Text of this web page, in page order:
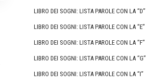
LIBRO DEI SOGNI: LISTA PAROLE CON LA “D”
LIBRO DEI SOGNI: LISTA PAROLE CON LA “E”
LIBRO DEI SOGNI: LISTA PAROLE CON LA “F”
LIBRO DEI SOGNI: LISTA PAROLE CON LA “G”
LIBRO DEI SOGNI: LISTA PAROLE CON LA “I”